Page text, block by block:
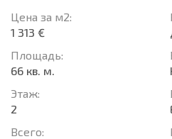
Цена за м2:
1 313 €
Площадь:
66 кв. м.
Этаж:
2
Всего: